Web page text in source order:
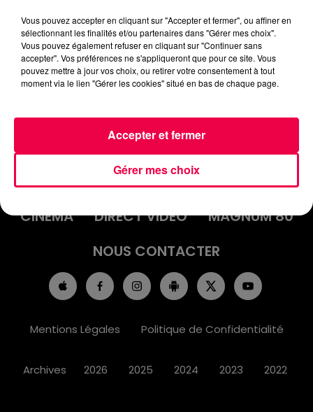
INFOS
AGENDA
JEUX
PODCASTS
CINÉMA
DIRECT VIDÉO
MAGNUM 80
NOUS CONTACTER
Mentions Légales Politique de Confidentialité
Archives 2026 2025 2024 2023 2022
Vous pouvez accepter en cliquant sur "Accepter et fermer", ou affiner en
sélectionnant les finalités et/ou partenaires dans "Gérer mes choix".
Vous pouvez également refuser en cliquant sur "Continuer sans
accepter". Vos préférences ne s'appliqueront que pour ce site. Vous
pouvez mettre à jour vos choix, ou retirer votre consentement à tout
moment via le lien "Gérer les cookies" situé en bas de chaque page.
Gérer mes choix
Accepter et fermer